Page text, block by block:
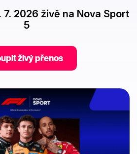
7. 2026 živě na Nova Sport
5
živý přenos